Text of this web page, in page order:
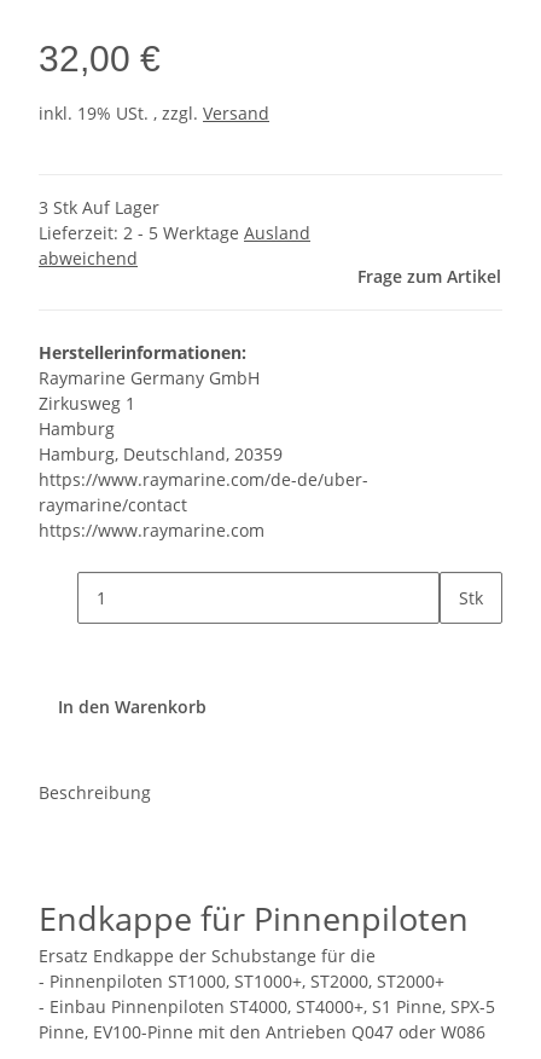
32,00 €
inkl. 19% USt. , zzgl. Versand
3 Stk Auf Lager
Lieferzeit: 2 - 5 Werktage Ausland
abweichend
Frage zum Artikel
Herstellerinformationen:
Raymarine Germany GmbH
Zirkusweg 1
Hamburg
Hamburg, Deutschland, 20359
https://www.raymarine.com/de-de/uber-
raymarine/contact
https://www.raymarine.com
Stk
In den Warenkorb
Beschreibung
Endkappe für Pinnenpiloten
Ersatz Endkappe der Schubstange für die
- Pinnenpiloten ST1000, ST1000+, ST2000, ST2000+
- Einbau Pinnenpiloten ST4000, ST4000+, S1 Pinne, SPX-5
Pinne, EV100-Pinne mit den Antrieben Q047 oder W086